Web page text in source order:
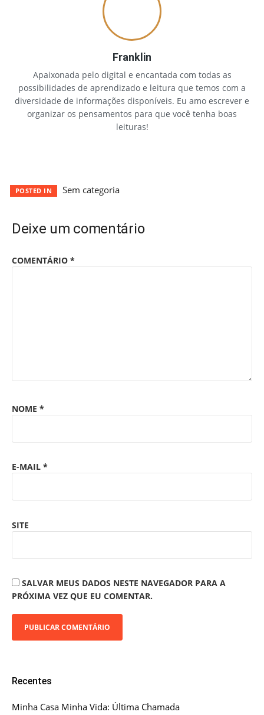
Franklin
Apaixonada pelo digital e encantada com todas as
possibilidades de aprendizado e leitura que temos com a
diversidade de informações disponíveis. Eu amo escrever e
organizar os pensamentos para que você tenha boas
leituras!
POSTED IN Sem categoria
Deixe um comentário
COMENTÁRIO *
NOME *
E-MAIL *
SITE
SALVAR MEUS DADOS NESTE NAVEGADOR PARA A
PRÓXIMA VEZ QUE EU COMENTAR.
Recentes
Minha Casa Minha Vida: Última Chamada